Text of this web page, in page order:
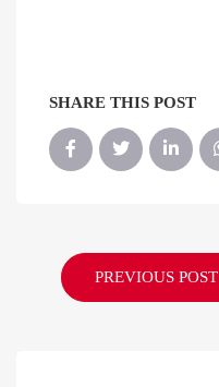
SHARE THIS POST
PREVIOUS POST